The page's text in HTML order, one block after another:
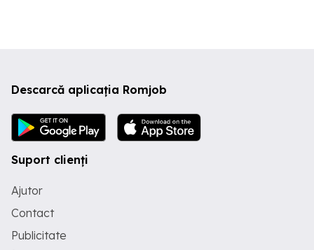
Descarcă aplicația Romjob
Suport clienți
Ajutor
Contact
Publicitate